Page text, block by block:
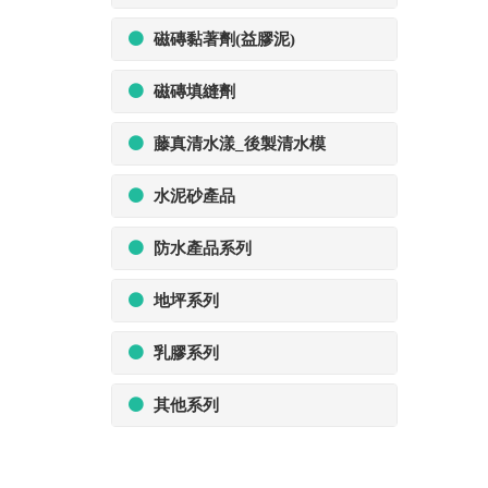
磁磚黏著劑(益膠泥)
磁磚填縫劑
藤真清水漾_後製清水模
水泥砂產品
防水產品系列
地坪系列
乳膠系列
其他系列